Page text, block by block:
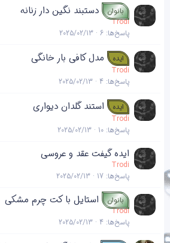
بانوان دستبند نگین دار زنانه
Trodi
پاسخ‌ها 6
2025/02/13
ایده مدل کافی بار خانگی
Trodi
پاسخ‌ها 4
2025/02/13
ایده استند گلدان دیواری
Trodi
پاسخ‌ها 10
2025/02/13
ایده گیفت عقد و عروسی
Trodi
پاسخ‌ها 17
2025/02/13
بانوان استایل با کت چرم مشکی
Trodi
پاسخ‌ها 4
2025/02/13